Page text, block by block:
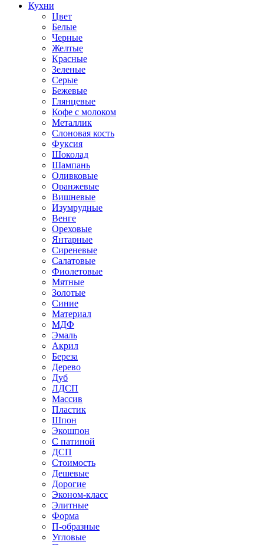
Кухни
Цвет
Белые
Черные
Желтые
Красные
Зеленые
Серые
Бежевые
Глянцевые
Кофе с молоком
Металлик
Слоновая кость
Фуксия
Шоколад
Шампань
Оливковые
Оранжевые
Вишневые
Изумрудные
Венге
Ореховые
Янтарные
Сиреневые
Салатовые
Фиолетовые
Мятные
Золотые
Синие
Материал
МДФ
Эмаль
Акрил
Береза
Дерево
Дуб
ЛДСП
Массив
Пластик
Шпон
Экошпон
С патиной
ДСП
Стоимость
Дешевые
Дорогие
Эконом-класс
Элитные
Форма
П-образные
Угловые